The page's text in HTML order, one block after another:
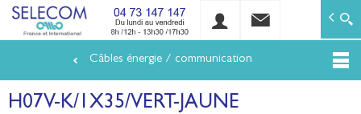
au
contenu
SELECOM
Matériels de réseaux électriques basse tension et
Câbles énergie / communication
H07V-K/1X35/VERT-JAUNE